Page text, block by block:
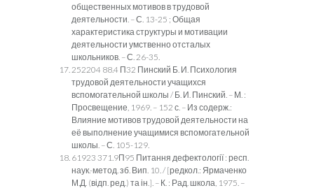
общественных мотивов в трудовой
деятельности. – С. 13-25 ; Общая
характеристика структуры и мотивации
деятельности умственно отсталых
школьников. – С. 26-35.
252204 88.4 П32 Пинский Б. И. Психология
трудовой деятельности учащихся
вспомогательной школы / Б. И. Пинский. – М. :
Просвещение, 1969. – 152 с. – Из содерж.:
Влияние мотивов трудовой деятельности на
её выполнение учащимися вспомогательной
школы. – С. 105-129.
61923 371.9П95 Питання дефектології : респ.
наук.-метод. зб. Вип. 10. / [редкол.: Ярмаченко
М.Д. (відп. ред.) та ін.]. – К. : Рад. школа, 1975. –